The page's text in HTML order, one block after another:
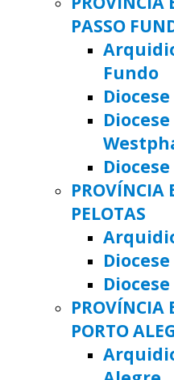
PASSO
Fundo
PROVÍNCIA
PELOTAS
PROVÍNCIA
PORTO